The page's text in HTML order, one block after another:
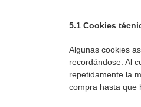
5.1 Cookies
Algunas cookies
recordándose. Al
repetidamente la
compra hasta que